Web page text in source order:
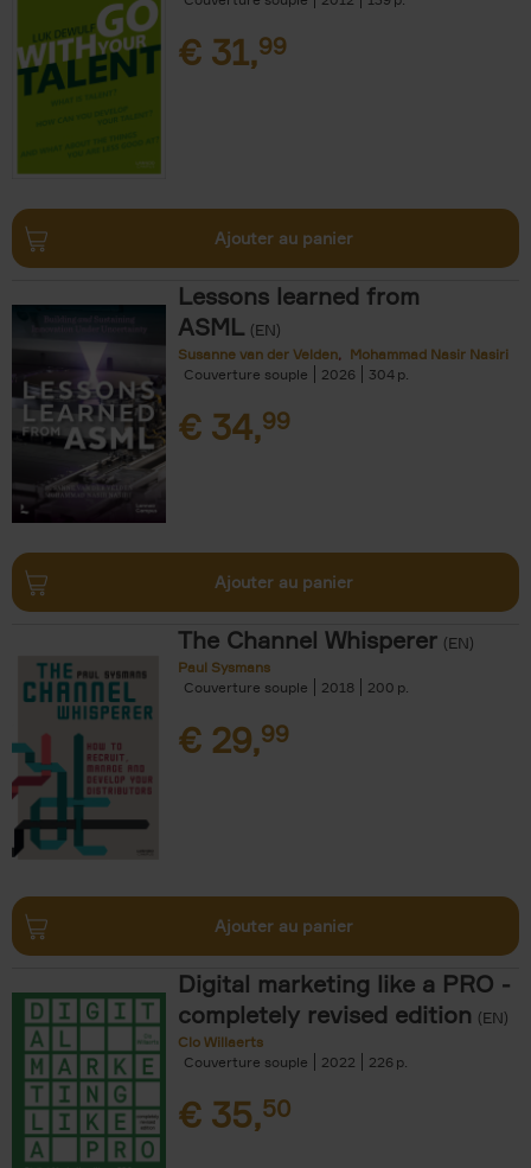
€ 31,99
Ajouter au panier
Lessons learned from
ASML (EN)
Susanne van der Velden
Mohammad Nasir Nasiri
Couverture souple
2026 304
€ 34,99
Ajouter au panier
The Channel Whisperer (EN)
Paul Sysmans
Couverture souple
2018 200
€ 29,99
Ajouter au panier
Digital marketing like a PRO -
completely revised edition (EN)
Clo Willaerts
Couverture souple
2022 226
€ 35,50